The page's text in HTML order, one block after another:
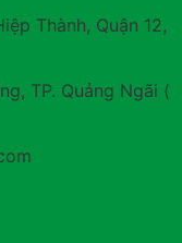
Thành, Quận 12,
TP. Quảng Ngãi (